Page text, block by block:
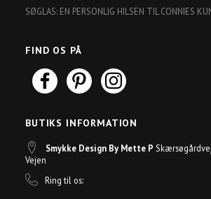
SØGLAS: EN PERSONLIG HILSEN TIL CONNIES
FIND OS PÅ
BUTIKS INFORMATION
Smykke Design By Mette P
Vejen
Ring til os: